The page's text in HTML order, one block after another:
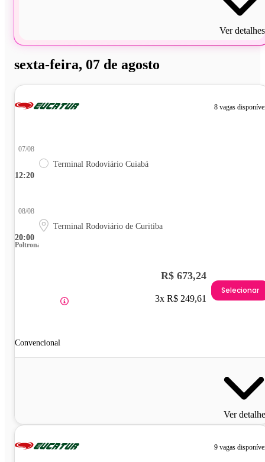
Ver detalhes
sexta-feira, 07 de agosto
8 vagas
12:20
07/08
Terminal Rodoviário Cuiabá
20:00
08/08
Terminal Rodoviário de Curitiba
Poltrona
Convencional
R$ 673,24
3x R$ 249,61
Selecionar
Ver
9 vagas